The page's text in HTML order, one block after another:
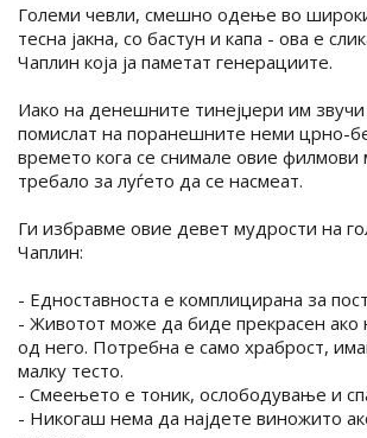
Големи чевли, смешно одење во
тесна јакна, со бастун и капа - ова е
Чаплин која ја паметат генерациите.
Иако на денешните тинејџери им звучи
помислат на поранешните неми црно-
времето кога се снимале овие филмови
требало за луѓето да се насмеат.
Ги избравме овие девет мудрости на
Чаплин:
- Едноставноста е комплицирана за
- Животот може да биде прекрасен ако
од него. Потребна е само храброст,
малку тесто.
- Смеењето е тоник, ослободување и
- Никогаш нема да најдете виножито